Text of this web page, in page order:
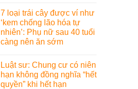
7 loại trái cây được ví như
‘kem chống lão hóa tự
nhiên’: Phụ nữ sau 40 tuổi
càng nên ăn sớm
Luật sư: Chung cư có niên
hạn không đồng nghĩa “hết
quyền” khi hết hạn